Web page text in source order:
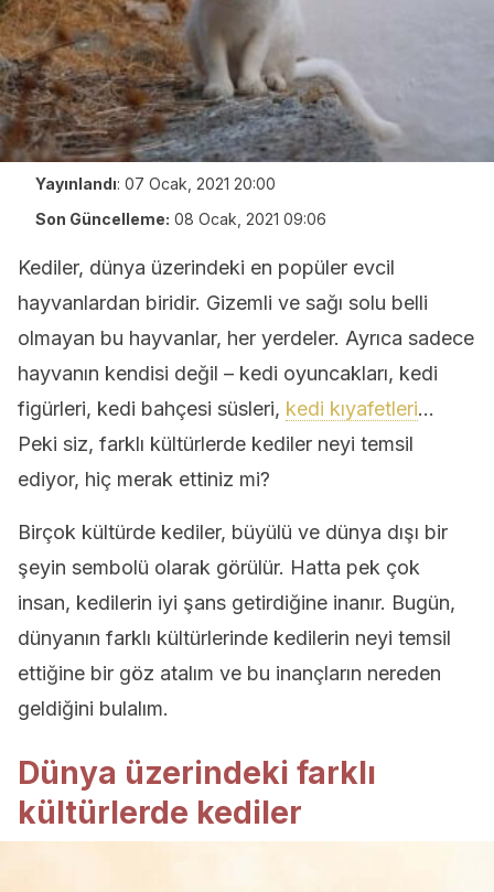
Yayınlandı: 07 Ocak, 2021 20:00
Son Güncelleme: 08 Ocak, 2021 09:06
Kediler, dünya üzerindeki en popüler evcil
hayvanlardan biridir. Gizemli ve sağı solu belli
olmayan bu hayvanlar, her yerdeler. Ayrıca sadece
hayvanın kendisi değil – kedi oyuncakları, kedi
figürleri, kedi bahçesi süsleri, kedi kıyafetleri…
Peki siz, farklı kültürlerde kediler neyi temsil
ediyor, hiç merak ettiniz mi?
Birçok kültürde kediler, büyülü ve dünya dışı bir
şeyin sembolü olarak görülür. Hatta pek çok
insan, kedilerin iyi şans getirdiğine inanır. Bugün,
dünyanın farklı kültürlerinde kedilerin neyi temsil
ettiğine bir göz atalım ve bu inançların nereden
geldiğini bulalım.
Dünya üzerindeki farklı
kültürlerde kediler